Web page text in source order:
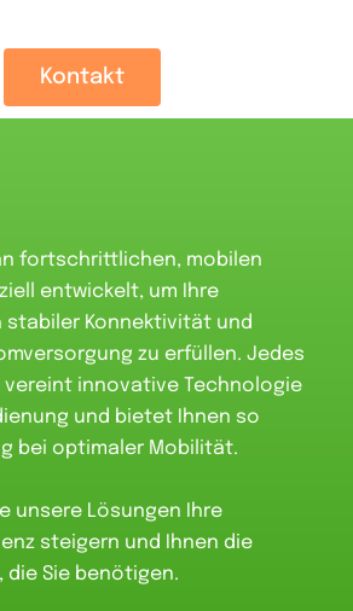
Kontakt
fortschrittlichen, mobilen
entwickelt, um Ihre
stabiler Konnektivität und
zu erfüllen. Jedes
vereint innovative Technologie
und bietet Ihnen so
bei optimaler Mobilität.
unsere Lösungen Ihre
steigern und Ihnen die
die Sie benötigen.